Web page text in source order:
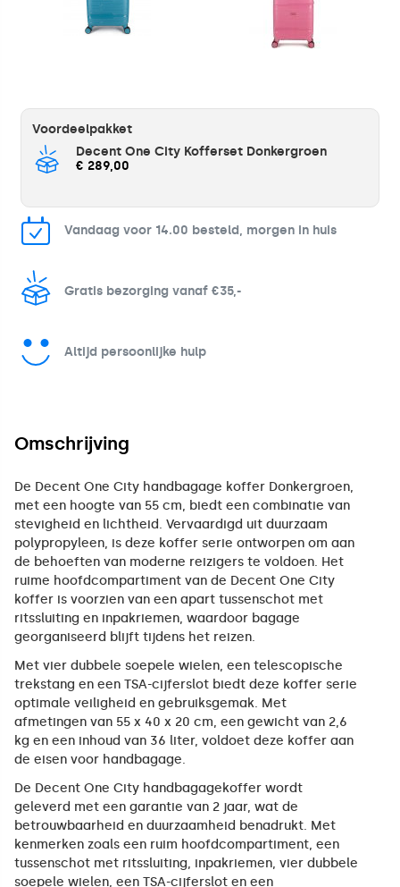
Voordeelpakket
Decent One City Kofferset Donkergroen
€ 289,00
Vandaag voor 14.00 besteld, morgen in huis
Gratis bezorging vanaf €35,-
Altijd persoonlijke hulp
Omschrijving
De Decent One City handbagage koffer Donkergroen,
met een hoogte van 55 cm, biedt een combinatie van
stevigheid en lichtheid. Vervaardigd uit duurzaam
polypropyleen, is deze koffer serie ontworpen om aan
de behoeften van moderne reizigers te voldoen. Het
ruime hoofdcompartiment van de Decent One City
koffer is voorzien van een apart tussenschot met
ritssluiting en inpakriemen, waardoor bagage
georganiseerd blijft tijdens het reizen.
Met vier dubbele soepele wielen, een telescopische
trekstang en een TSA-cijferslot biedt deze koffer serie
optimale veiligheid en gebruiksgemak. Met
afmetingen van 55 x 40 x 20 cm, een gewicht van 2,6
kg en een inhoud van 36 liter, voldoet deze koffer aan
de eisen voor handbagage.
De Decent One City handbagagekoffer wordt
geleverd met een garantie van 2 jaar, wat de
betrouwbaarheid en duurzaamheid benadrukt. Met
kenmerken zoals een ruim hoofdcompartiment, een
tussenschot met ritssluiting, inpakriemen, vier dubbele
soepele wielen, een TSA-cijferslot en een